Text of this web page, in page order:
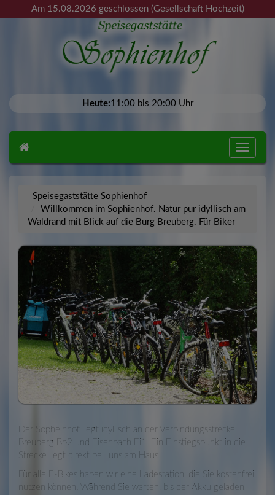
Heute:11:00 bis 20:00 Uhr
Toggle
Speisegaststätte Sophienhof
Willkommen im Sophienhof. Natur pur idyllisch am
Waldrand mit Blick auf die Burg Breuberg. Für Biker
Der Sopheinhof liegt idyllisch an der Verbindungsstrecke
Breuberg Bb2 und Eisenbach Ei1. Ein Einstiegspunkt in die
Strecke liegt direkt bei uns am Haus.
Für alle E-Bikes haben wir eine Ladestation, die Sie kostenfrei
nutzen können. Während Sie warten, bis der Akku geladen
Am 15.08.2026 geschlossen (Gesellschaft Hochzeit)